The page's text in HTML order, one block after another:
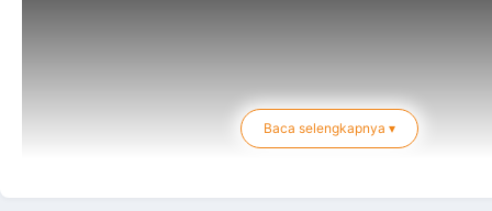
Baca selengkapnya ▾